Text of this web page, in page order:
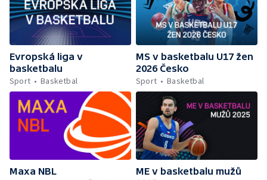
Evropská liga v
basketbalu
Sport
Basketbal
MS v basketbalu U17 žen
2026 Česko
Sport
Basketbal
Maxa NBL
ME v basketbalu mužů